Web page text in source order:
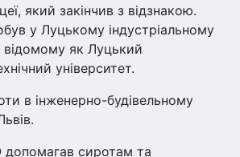
який закінчив з відзнакою.
у Луцькому індустріальному
відомому як Луцький
університет.
в інженерно-будівельному
сиротам та